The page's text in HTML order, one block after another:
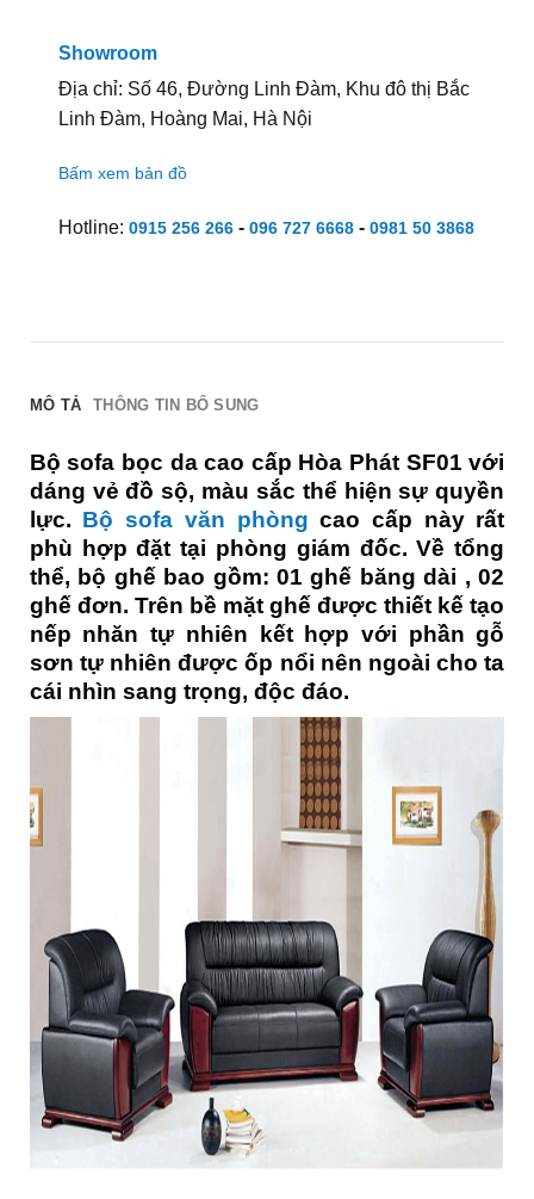
Showroom
Địa chỉ: Số 46, Đường Linh Đàm, Khu đô thị Bắc
Linh Đàm, Hoàng Mai, Hà Nội
Bấm xem bản đồ
Hotline: 0915 256 266- 096 727 6668- 0981 50 3868
MÔ TẢ THÔNG TIN BỔ SUNG
Bộ sofa bọc da cao cấp Hòa Phát SF01 với
dáng vẻ đồ sộ, màu sắc thể hiện sự quyền
lực. Bộ sofa văn phòng cao cấp này rất
phù hợp đặt tại phòng giám đốc. Về tổng
thể, bộ ghế bao gồm: 01 ghế băng dài , 02
ghế đơn. Trên bề mặt ghế được thiết kế tạo
nếp nhăn tự nhiên kết hợp với phần gỗ
sơn tự nhiên được ốp nổi nên ngoài cho ta
cái nhìn sang trọng, độc đáo.